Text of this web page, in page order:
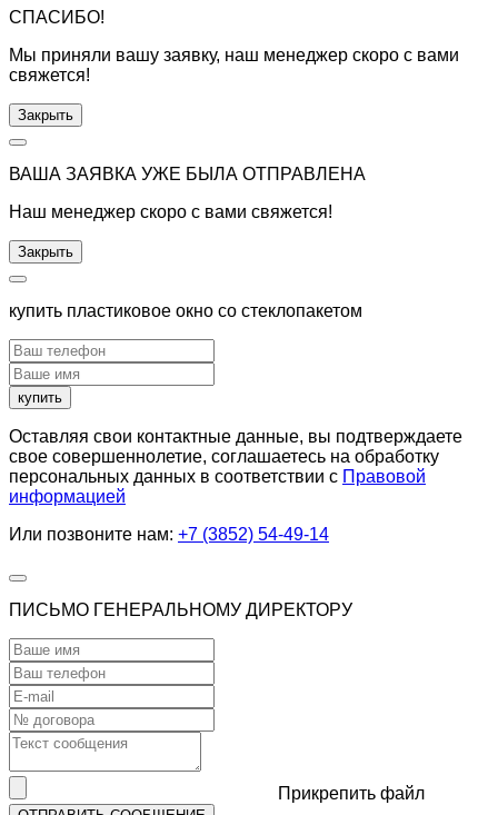
СПАСИБО!
Мы приняли вашу заявку, наш менеджер скоро с вами
свяжется!
Закрыть
ВАША ЗАЯВКА УЖЕ БЫЛА ОТПРАВЛЕНА
Наш менеджер скоро с вами свяжется!
Закрыть
купить пластиковое окно со стеклопакетом
купить
Оставляя свои контактные данные, вы подтверждаете
свое совершеннолетие, соглашаетесь на обработку
персональных данных в соответствии с Правовой
информацией
Или позвоните нам: +7 (3852) 54-49-14
ПИСЬМО ГЕНЕРАЛЬНОМУ ДИРЕКТОРУ
Прикрепить файл